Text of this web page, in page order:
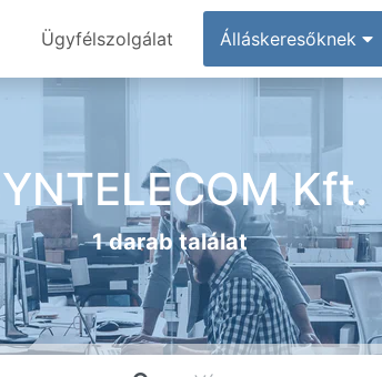
Ügyfélszolgálat Álláskeresőknek
Kft.
1 darab találat